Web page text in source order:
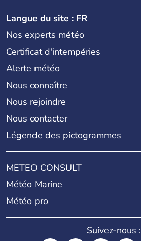
Langue du site : FR
Nos experts météo
Certificat d'intempéries
Alerte météo
Nous connaître
Nous rejoindre
Nous contacter
Légende des pictogrammes
METEO CONSULT
Météo Marine
Météo pro
Suivez-nous :